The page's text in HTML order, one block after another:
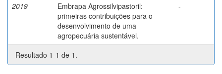
2019
Embrapa Agrossilvipastoril:
primeiras contribuições para o
desenvolvimento de uma
agropecuária sustentável.
-
Resultado 1-1 de 1.